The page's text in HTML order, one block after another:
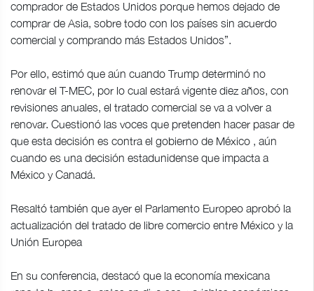
comprador de Estados Unidos porque hemos dejado de
comprar de Asia, sobre todo con los países sin acuerdo
comercial y comprando más Estados Unidos”.
Por ello, estimó que aún cuando Trump determinó no
renovar el T-MEC, por lo cual estará vigente diez años, con
revisiones anuales, el tratado comercial se va a volver a
renovar. Cuestionó las voces que pretenden hacer pasar de
que esta decisión es contra el gobierno de México , aún
cuando es una decisión estadunidense que impacta a
México y Canadá.
Resaltó también que ayer el Parlamento Europeo aprobó la
actualización del tratado de libre comercio entre México y la
Unión Europea
En su conferencia, destacó que la economía mexicana